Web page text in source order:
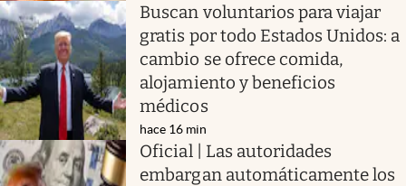
Buscan voluntarios para viajar
gratis por todo Estados Unidos: a
cambio se ofrece comida,
alojamiento y beneficios
médicos
hace 16 min
Oficial | Las autoridades
embargan automáticamente los